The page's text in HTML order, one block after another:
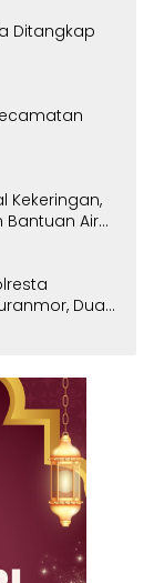
Ditangkap
Kekeringan,
Bantuan Air
Dua